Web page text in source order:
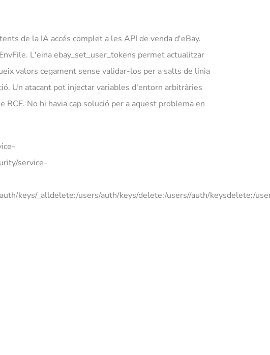
de la IA accés complet a les API de venda d'eBay.
L'eina ebay_set_user_tokens permet actualitzar
valors cegament sense validar-los per a salts de línia
Un atacant pot injectar variables d'entorn arbitràries
No hi havia cap solució per a aquest problema en
service-
keys/_alldelete:/users/auth/keys/delete:/users//auth/keysdelete:/